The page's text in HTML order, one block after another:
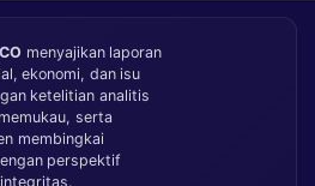
menyajikan laporan
ekonomi, dan isu
ketelitian analitis
serta
membingkai
perspektif